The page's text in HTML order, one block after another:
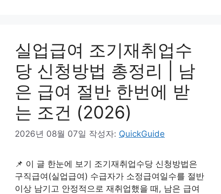
실업급여 조기재취업수
당 신청방법 총정리 | 남
은 급여 절반 한번에 받
는 조건 (2026)
2026년 08월 07일 작성자: QuickGuide
📌 이 글 한눈에 보기 조기재취업수당 신청방법은
구직급여(실업급여) 수급자가 소정급여일수를 절반
이상 남기고 안정적으로 재취업했을 때, 남은 급여